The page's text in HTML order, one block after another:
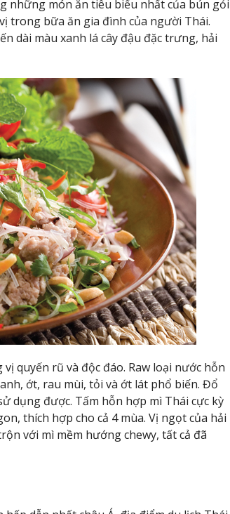
những món ăn tiêu biểu nhất của bún gỏi
trong bữa ăn gia đình của người Thái.
dài màu xanh lá cây đậu đặc trưng, ​​hải
quyến rũ và độc đáo. Raw loại nước hỗn
ớt, rau mùi, tỏi và ớt lát phổ biến. Đổ
dụng được. Tấm hỗn hợp mì Thái cực kỳ
thích hợp cho cả 4 mùa. Vị ngọt của hải
với mì mềm hướng chewy, tất cả đã